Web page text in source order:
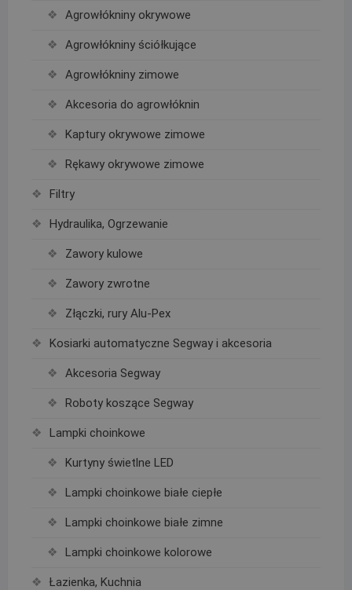
Agrowłókniny okrywowe
Agrowłókniny ściółkujące
Agrowłókniny zimowe
Akcesoria do agrowłóknin
Kaptury okrywowe zimowe
Rękawy okrywowe zimowe
Filtry
Hydraulika, Ogrzewanie
Zawory kulowe
Zawory zwrotne
Złączki, rury Alu-Pex
Kosiarki automatyczne Segway i akcesoria
Akcesoria Segway
Roboty koszące Segway
Lampki choinkowe
Kurtyny świetlne LED
Lampki choinkowe białe ciepłe
Lampki choinkowe białe zimne
Lampki choinkowe kolorowe
Łazienka, Kuchnia